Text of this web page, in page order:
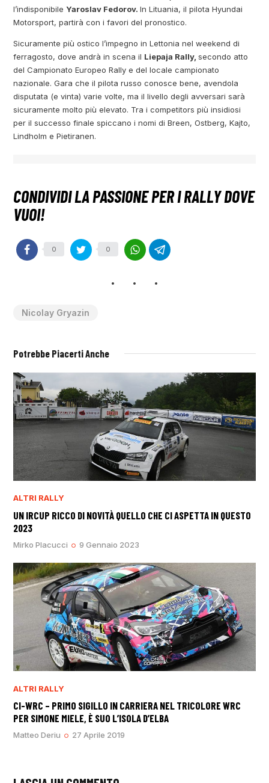
l’indisponibileYaroslav Fedorov.In Lituania, il pilota Hyundai
Motorsport, partirà con i favori del pronostico.
Sicuramente più ostico l’impegno in Lettonia nel weekend di
ferragosto, dove andrà in scena il Liepaja Rally,secondo atto
del Campionato Europeo Rally e del locale campionato
nazionale. Gara che il pilota russo conosce bene, avendola
disputata (e vinta) varie volte, ma il livello degli avversari sarà
sicuramente molto più elevato. Tra i competitors più insidiosi
per il successo finale spiccano i nomi di Breen, Ostberg, Kajto,
Lindholm e Pietiranen.
0 0
Nicolay Gryazin
Potrebbe Piacerti Anche
ALTRI RALLY
UN IRCUP RICCO DI NOVITÀ QUELLO CHE CI ASPETTA IN QUESTO
2023
Mirko Placucci 9 Gennaio 2023
ALTRI RALLY
CI-WRC – PRIMO SIGILLO IN CARRIERA NEL TRICOLORE WRC
PER SIMONE MIELE, È SUO L’ISOLA D’ELBA
Matteo Deriu 27 Aprile 2019